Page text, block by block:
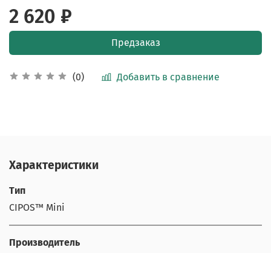
(0) Добавить в сравнение
2 620 ₽
Предзаказ
Характеристики
Тип
CIPOS™ Mini
Производитель